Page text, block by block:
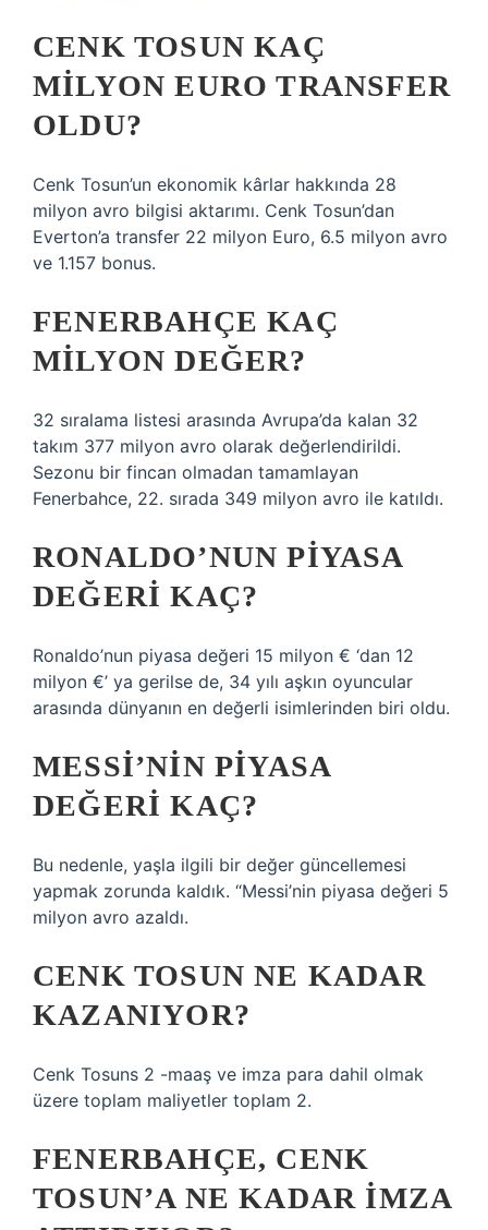
CENK TOSUN KAÇ
MILYON EURO TRANSFER
OLDU?
Cenk Tosun’un ekonomik kârlar hakkında 28
milyon avro bilgisi aktarımı. Cenk Tosun’dan
Everton’a transfer 22 milyon Euro, 6.5 milyon avro
ve 1.157 bonus.
FENERBAHÇE KAÇ
MILYON DEĞER?
32 sıralama listesi arasında Avrupa’da kalan 32
takım 377 milyon avro olarak değerlendirildi.
Sezonu bir fincan olmadan tamamlayan
Fenerbahce, 22. sırada 349 milyon avro ile katıldı.
RONALDO’NUN PIYASA
DEĞERI KAÇ?
Ronaldo’nun piyasa değeri 15 milyon € ‘dan 12
milyon €’ ya gerilse de, 34 yılı aşkın oyuncular
arasında dünyanın en değerli isimlerinden biri oldu.
MESSI’NIN PIYASA
DEĞERI KAÇ?
Bu nedenle, yaşla ilgili bir değer güncellemesi
yapmak zorunda kaldık. “Messi’nin piyasa değeri 5
milyon avro azaldı.
CENK TOSUN NE KADAR
KAZANIYOR?
Cenk Tosuns 2 -maaş ve imza para dahil olmak
üzere toplam maliyetler toplam 2.
FENERBAHÇE, CENK
TOSUN’A NE KADAR IMZA